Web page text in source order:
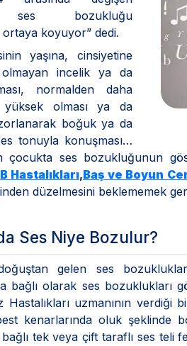
ses bozukluğu
koyuyor” dedi.
yaşına, cinsiyetine
incelik ya da
normalden daha
yüksek olması ya da
boğuk ya da
tonuyla konuşması…
çocukta ses bozukluğunun
Hastalıkları,Baş ve Boyun
düzelmesini beklememek
Ses Niye Bozulur?
gelen ses
bağlı olarak ses
uzmanının verdiği
kenarlarında oluk şeklinde
tek veya çift taraflı ses teli